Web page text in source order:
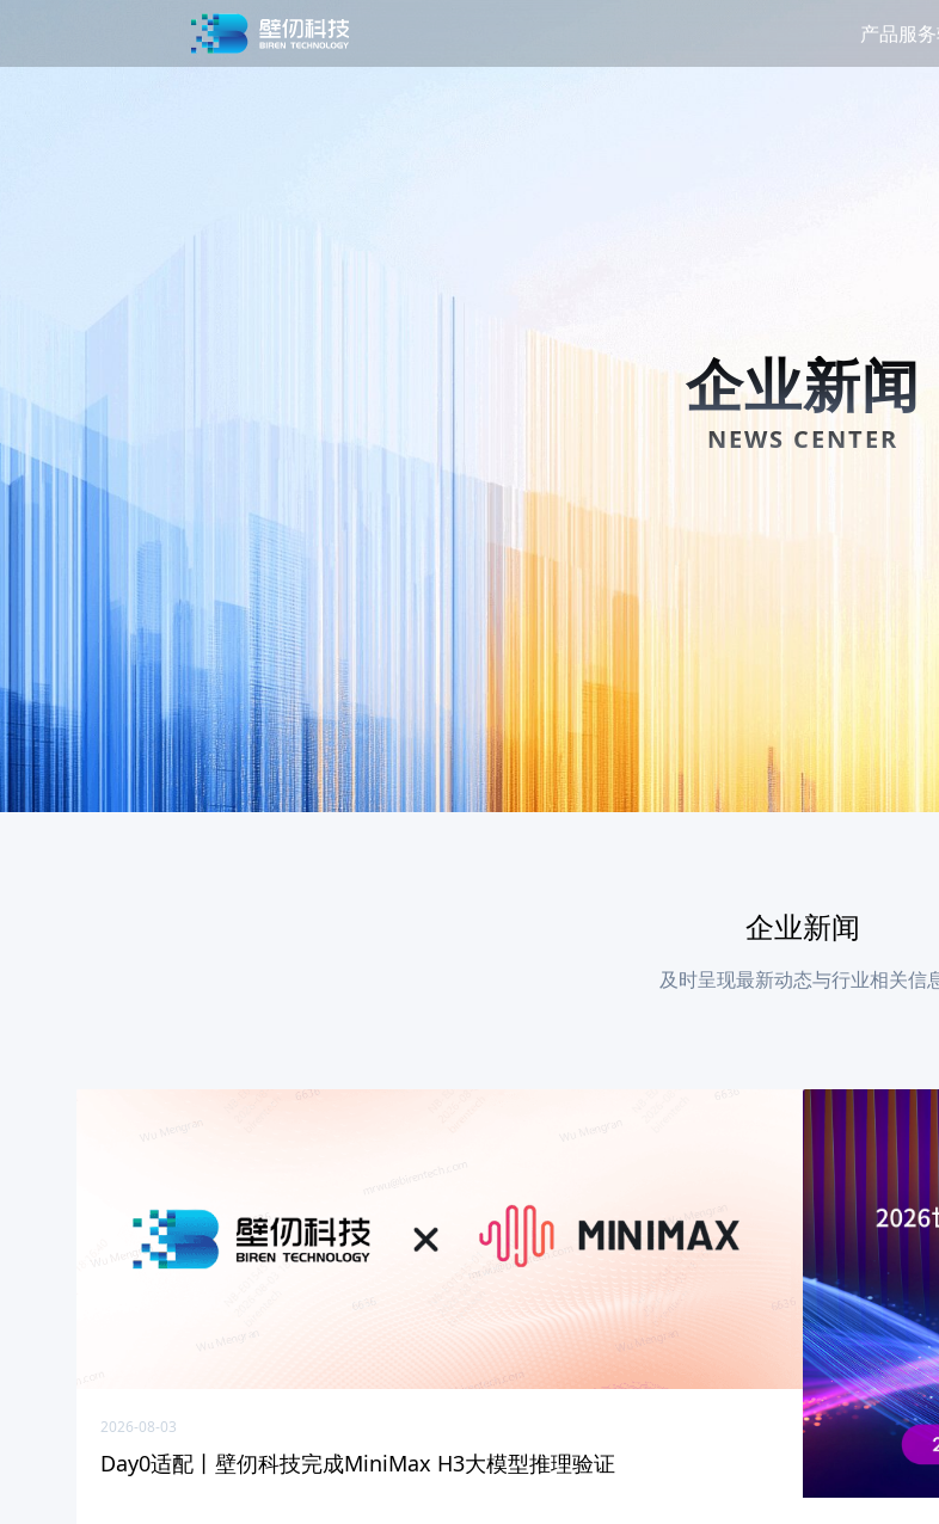
产品服务
企业新闻
NEWS CENTER
企业新闻
及时呈现最新动态与行业相关信
2026-08-03
Day0适配丨壁仞科技完成MiniMax H3大模型推理验证